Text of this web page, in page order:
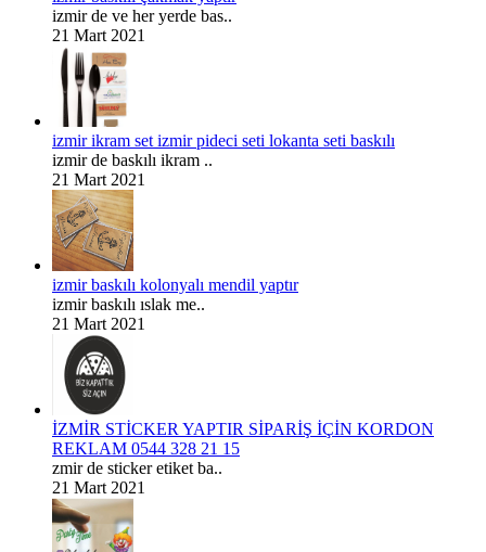
izmir de ve her yerde bas..
21 Mart 2021
izmir ikram set izmir pideci seti lokanta seti baskılı
izmir de baskılı ikram ..
21 Mart 2021
izmir baskılı kolonyalı mendil yaptır
izmir baskılı ıslak me..
21 Mart 2021
İZMİR STİCKER YAPTIR SİPARİŞ İÇİN KORDON
REKLAM 0544 328 21 15
zmir de sticker etiket ba..
21 Mart 2021